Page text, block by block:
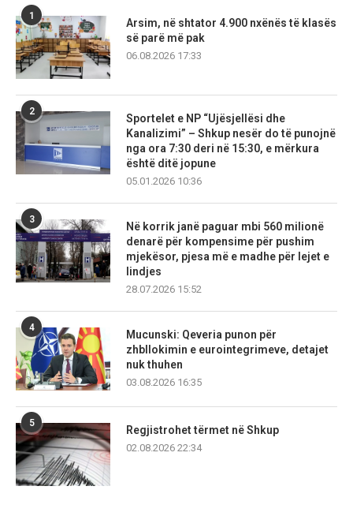
1
Arsim, në shtator 4.900 nxënës të klasës
së parë më pak
06.08.2026 17:33
2
Sportelet e NP “Ujësjellësi dhe
Kanalizimi” – Shkup nesër do të punojnë
nga ora 7:30 deri në 15:30, e mërkura
është ditë jopune
05.01.2026 10:36
3
Në korrik janë paguar mbi 560 milionë
denarë për kompensime për pushim
mjekësor, pjesa më e madhe për lejet e
lindjes
28.07.2026 15:52
4
Mucunski: Qeveria punon për
zhbllokimin e eurointegrimeve, detajet
nuk thuhen
03.08.2026 16:35
5
Regjistrohet tërmet në Shkup
02.08.2026 22:34